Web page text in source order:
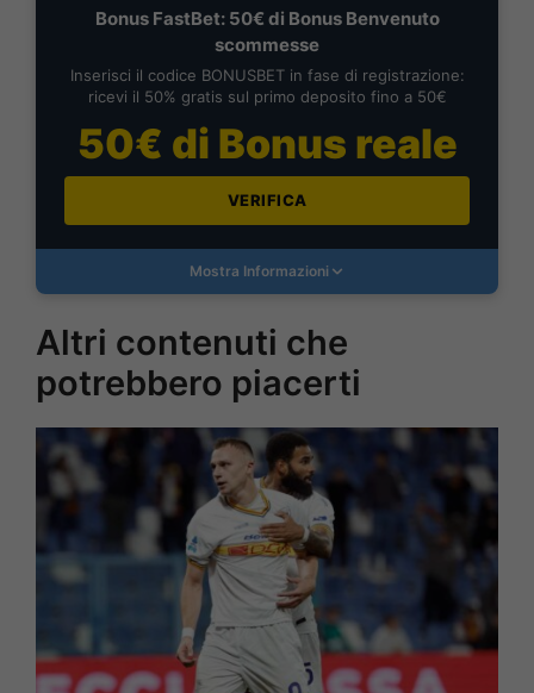
Bonus FastBet: 50€ di Bonus Benvenuto
scommesse
Inserisci il codice BONUSBET in fase di registrazione:
ricevi il 50% gratis sul primo deposito fino a 50€
50€ di Bonus reale
VERIFICA
Mostra Informazioni
Altri contenuti che
potrebbero piacerti